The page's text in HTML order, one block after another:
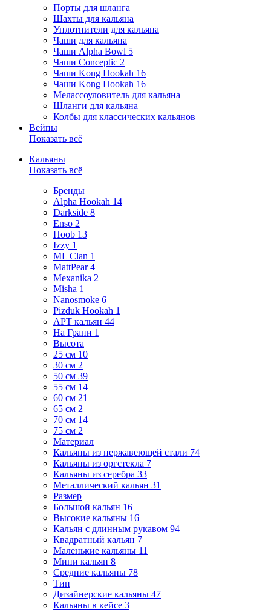
Порты для шланга
Шахты для кальяна
Уплотнители для кальяна
Чаши для кальяна
Чаши Alpha Bowl 5
Чаши Conceptic 2
Чаши Kong Hookah 16
Чаши Kong Hookah 16
Мелассоуловитель для кальяна
Шланги для кальяна
Колбы для классических кальянов
Вейпы
Показать всё
Кальяны
Показать всё
Бренды
Alpha Hookah 14
Darkside 8
Enso 2
Hoob 13
Izzy 1
ML Clan 1
MattPear4
Mexanika 2
Misha 1
Nanosmoke 6
Pizduk Hookah 1
АРТ кальян 44
На Грани 1
Высота
25 см 10
30 см 2
50 см 39
55 см 14
60 см 21
65 см 2
70 см 14
75 см 2
Материал
Кальяны из нержавеющей стали 74
Кальяны из оргстекла 7
Кальяны из серебра 33
Металлический кальян 31
Размер
Большой кальян 16
Высокие кальяны 16
Кальян с длинным рукавом 94
Квадратный кальян 7
Маленькие кальяны 11
Мини кальян 8
Средние кальяны 78
Тип
Дизайнерские кальяны 47
Кальяны в кейсе 3